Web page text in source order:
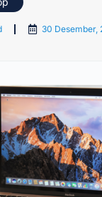
30 Desember,